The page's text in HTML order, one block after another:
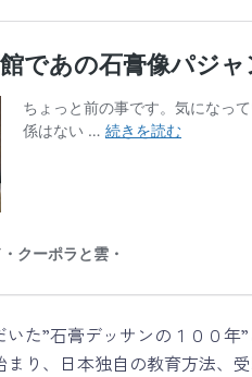
た”石膏デッサンの１００年
り、日本独自の教育方法、